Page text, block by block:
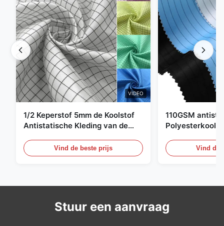
VIDEO
1/2 Keperstof 5mm de Koolstof
Antistatische Kleding van de
Vind de beste prijs
110GSM
Vind de
Stuur een aanvraag